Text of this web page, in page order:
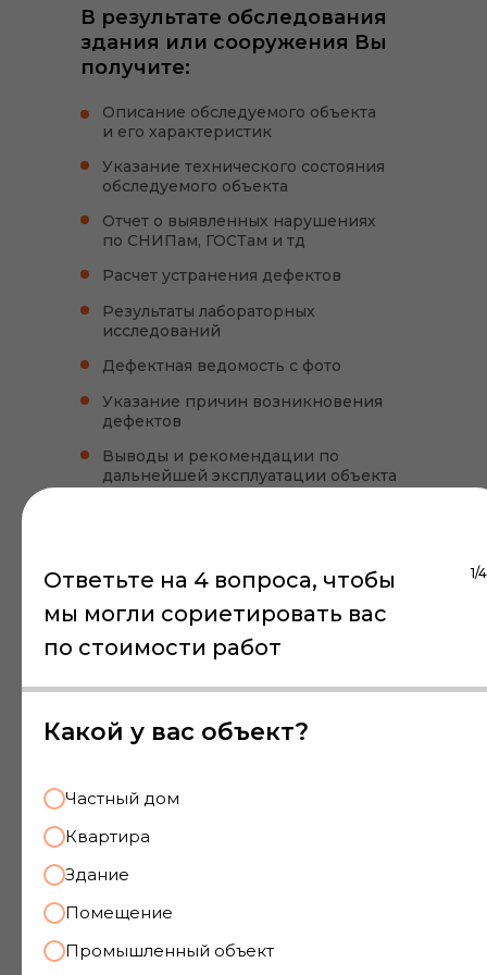
Ответьте на 4 вопроса, чтобы
мы могли сориетировать вас
по стоимости работ
1/4
Какой у вас объект?
Частный дом
Квартира
Здание
Помещение
Промышленный объект
Описание обследуемого объекта
и его характеристик
Указание технического состояния
обследуемого объекта
Отчет о выявленных нарушениях
по СНИПам, ГОСТам и тд
Расчет устранения дефектов
Результаты лабораторных
исследований
Дефектная ведомость с фото
Указание причин возникновения
дефектов
Выводы и рекомендации по
дальнейшей эксплуатации объекта
по договорам подряда,
для ускорения сроков
проведения капитального
ремонта и т. д.
В результате обследования
здания или сооружения Вы
получите:
Пример работ